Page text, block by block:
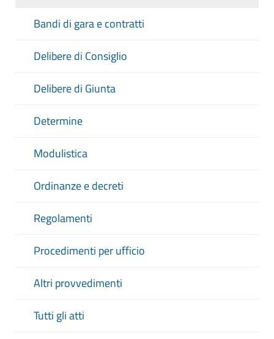
Bandi di gara e contratti
Delibere di Consiglio
Delibere di Giunta
Determine
Modulistica
Ordinanze e decreti
Regolamenti
Procedimenti per ufficio
Altri provvedimenti
Tutti gli atti